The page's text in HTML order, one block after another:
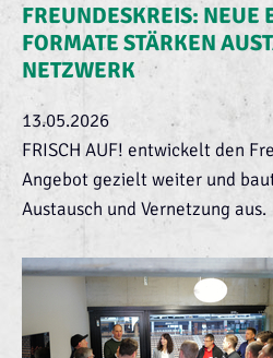
FREUNDESKREIS: NEUE
FORMATE STÄRKEN
NETZWERK
13.05.2026
FRISCH AUF! entwickelt den
Angebot gezielt weiter und
Austausch und Vernetzung aus.